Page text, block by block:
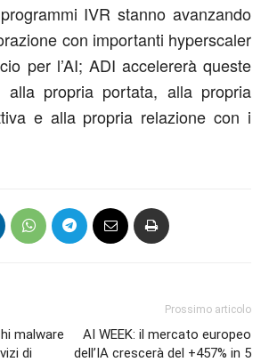
IVR stanno avanzando
con importanti hyperscaler
per l’AI; ADI accelererà queste
alla propria portata, alla propria
e alla propria relazione con i
malware
di
Prossimo articolo
AI WEEK: il mercato europeo
dell’IA crescerà del +457% in 5